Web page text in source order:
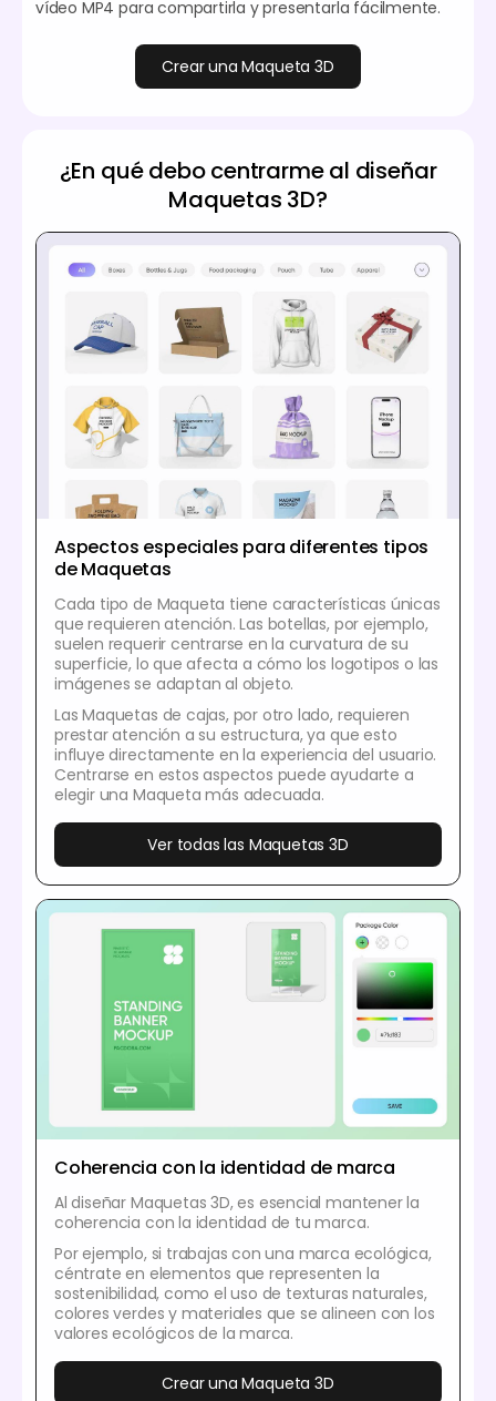
vídeo MP4 para compartirla y presentarla fácilmente.
Crear una Maqueta 3D
¿En qué debo centrarme al diseñar
Maquetas 3D?
Aspectos especiales para diferentes tipos
de Maquetas
Cada tipo de Maqueta tiene características únicas
que requieren atención. Las botellas, por ejemplo,
suelen requerir centrarse en la curvatura de su
superficie, lo que afecta a cómo los logotipos o las
imágenes se adaptan al objeto.
Las Maquetas de cajas, por otro lado, requieren
prestar atención a su estructura, ya que esto
influye directamente en la experiencia del usuario.
Centrarse en estos aspectos puede ayudarte a
elegir una Maqueta más adecuada.
Ver todas las Maquetas 3D
Coherencia con la identidad de marca
Al diseñar Maquetas 3D, es esencial mantener la
coherencia con la identidad de tu marca.
Por ejemplo, si trabajas con una marca ecológica,
céntrate en elementos que representen la
sostenibilidad, como el uso de texturas naturales,
colores verdes y materiales que se alineen con los
valores ecológicos de la marca.
Crear una Maqueta 3D